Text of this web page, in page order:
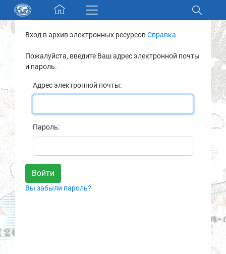
Skip navigation
Разделы и коллекции
Электронный каталог
Новости
О нас
Контакты
Партнеры
Вход в архив электронных ресурсовСправка
Пожалуйста, введите Ваш адрес электронной почты
и пароль.
Адрес электронной почты:
Пароль:
Вы забыли пароль?